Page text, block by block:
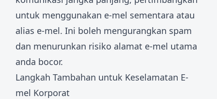
untuk menggunakan e-mel sementara atau
alias e-mel. Ini boleh mengurangkan spam
dan menurunkan risiko alamat e-mel utama
anda bocor.
Langkah Tambahan untuk Keselamatan E-
mel Korporat